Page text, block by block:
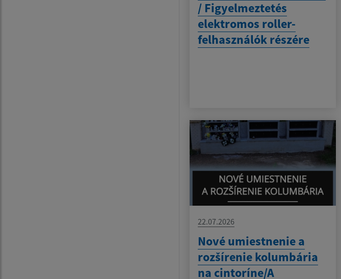
/ Figyelmeztetés
elektromos roller-
felhasználók részére
22.07.2026
Nové umiestnenie a
rozšírenie kolumbária
na cintoríne/A